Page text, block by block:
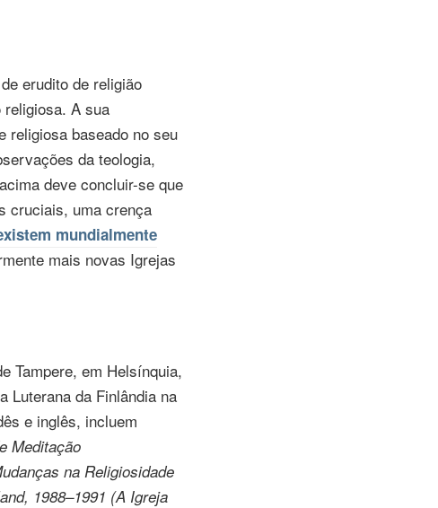
erudito de religião
religiosa. A sua
religiosa baseado no seu
da teologia,
deveconcluir-se que
cruciais, uma crença
mundialmente
mais novas Igrejas
Tampere, em Helsínquia,
Luterana da Finlândia na
e inglês, incluem
Meditação
na Religiosidade
1988–1991 (A Igreja